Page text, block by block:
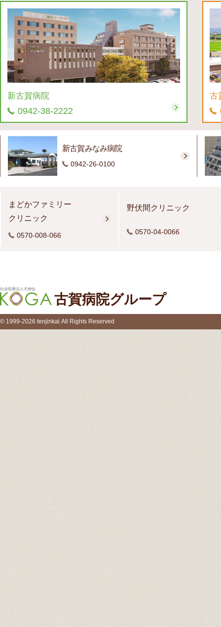
新古賀病院
0942-38-2222
古
新古賀みなみ病院
0942-26-0100
まどかファミリー
クリニック
0570-008-066
野伏間クリニック
0570-04-0066
社会医療法人天神会
古賀病院グループ
© 1999-2026 tenjinkai All Rights Reserved